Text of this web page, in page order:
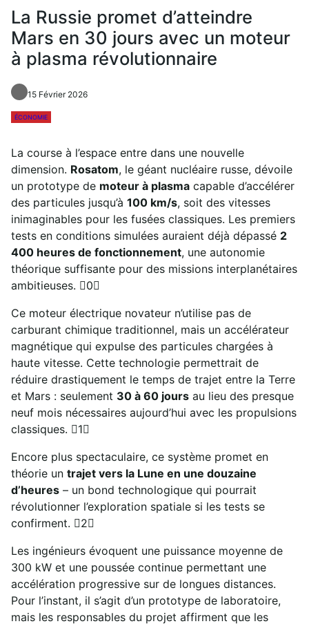
La Russie promet d’atteindre
Mars en 30 jours avec un moteur
à plasma révolutionnaire
15 Février 2026
ÉCONOMIE
La course à l’espace entre dans une nouvelle
dimension. Rosatom, le géant nucléaire russe, dévoile
un prototype de moteur à plasma capable d’accélérer
des particules jusqu’à 100 km/s, soit des vitesses
inimaginables pour les fusées classiques. Les premiers
tests en conditions simulées auraient déjà dépassé 2
400 heures de fonctionnement, une autonomie
théorique suffisante pour des missions interplanétaires
ambitieuses. 0
Ce moteur électrique novateur n’utilise pas de
carburant chimique traditionnel, mais un accélérateur
magnétique qui expulse des particules chargées à
haute vitesse. Cette technologie permettrait de
réduire drastiquement le temps de trajet entre la Terre
et Mars : seulement 30 à 60 jours au lieu des presque
neuf mois nécessaires aujourd’hui avec les propulsions
classiques. 1
Encore plus spectaculaire, ce système promet en
théorie un trajet vers la Lune en une douzaine
d’heures – un bond technologique qui pourrait
révolutionner l’exploration spatiale si les tests se
confirment. 2
Les ingénieurs évoquent une puissance moyenne de
300 kW et une poussée continue permettant une
accélération progressive sur de longues distances.
Pour l’instant, il s’agit d’un prototype de laboratoire,
mais les responsables du projet affirment que les